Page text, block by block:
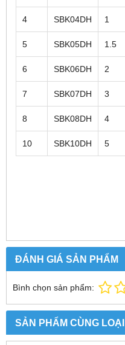
4 SBK04DH 1
5 SBK05DH 1.5
6 SBK06DH 2
7 SBK07DH 3
8 SBK08DH 4
10 SBK10DH 5
ĐÁNH GIÁ SẢN PHẨM
Bình chọn sản phẩm:
SẢN PHẨM CÙNG LOẠI